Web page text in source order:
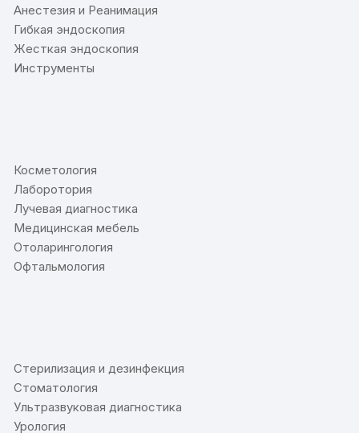
Анестезия и Реанимация
Гибкая эндоскопия
Жесткая эндоскопия
Инструменты
Косметология
Лаборотория
Лучевая диагностика
Медицинская мебель
Отоларингология
Офтальмология
Стерилизация и дезинфекция
Стоматология
Ультразвуковая диагностика
Урология